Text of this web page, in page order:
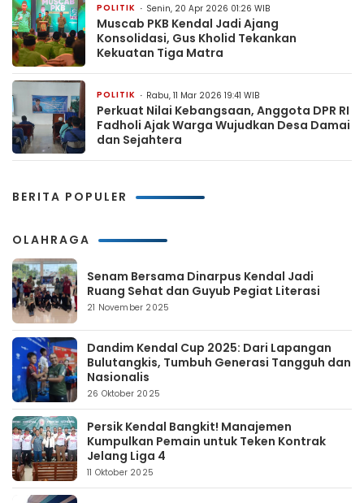
POLITIK Senin, 20 Apr 2026 01:26 WIB
Muscab PKB Kendal Jadi Ajang
Konsolidasi, Gus Kholid Tekankan
Kekuatan Tiga Matra
POLITIK Rabu, 11 Mar 2026 19:41 WIB
Perkuat Nilai Kebangsaan, Anggota DPR RI
Fadholi Ajak Warga Wujudkan Desa Damai
dan Sejahtera
BERITA POPULER
OLAHRAGA
Senam Bersama Dinarpus Kendal Jadi
Ruang Sehat dan Guyub Pegiat Literasi
21 November 2025
Dandim Kendal Cup 2025: Dari Lapangan
Bulutangkis, Tumbuh Generasi Tangguh dan
Nasionalis
26 Oktober 2025
Persik Kendal Bangkit! Manajemen
Kumpulkan Pemain untuk Teken Kontrak
Jelang Liga 4
11 Oktober 2025